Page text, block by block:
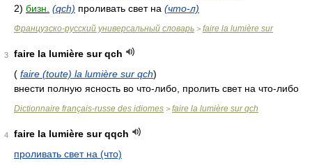
2) бизн. (qch) проливать свет на (что-л)
Французско-русский универсальный словарь > faire la lumière sur
3
faire la lumière sur qch
( faire (toute) la lumière sur qch)
внести полную ясность во что-либо, пролить свет на что-либо
Dictionnaire français-russe des idiomes > faire la lumière sur qch
4
faire la lumière sur qqch
проливать свет на (что)